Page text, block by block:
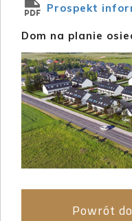
Prospekt
Dom na planie
Powrót